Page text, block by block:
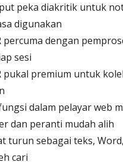
peka diakritik untuk
digunakan
percuma dengan
sesi
pukal premium untuk
dalam pelayar web
dan peranti mudah alih
turun sebagai teks,
cari